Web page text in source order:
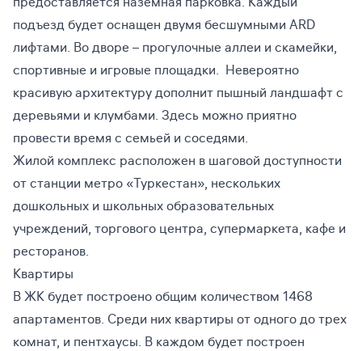
подъезд будет оснащен двумя бесшумными ARD
лифтами. Во дворе – прогулочные аллеи и скамейки,
спортивные и игровые площадки. Невероятно
красивую архитектуру дополнит пышный ландшафт с
деревьями и клумбами. Здесь можно приятно
провести время с семьей и соседями.
Жилой комплекс расположен в шаговой доступности
от станции метро «Туркестан», нескольких
дошкольных и школьных образовательных
учреждений, торгового центра, супермаркета, кафе и
ресторанов.
Квартиры
В ЖК будет построено общим количеством 1468
апартаментов. Среди них квартиры от одного до трех
комнат, и пентхаусы. В каждом будет построен